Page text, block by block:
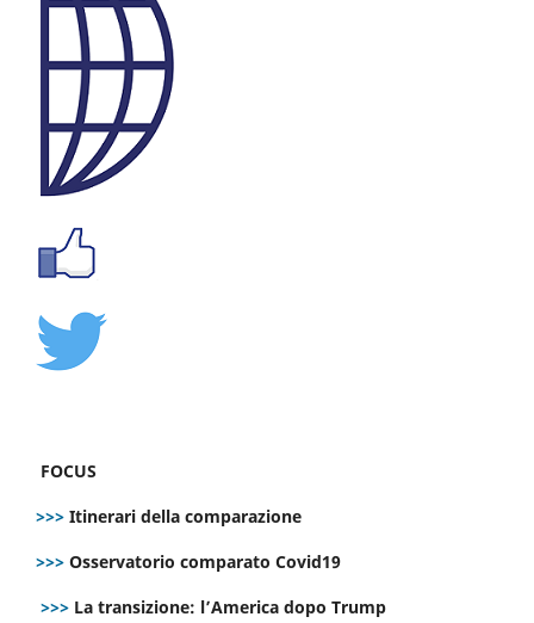
FOCUS
>>> Itinerari della comparazione
>>> Osservatorio comparato Covid19
>>> La transizione: l’America dopo Trump